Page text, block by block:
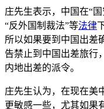
庄先生表示，中国在“国
“反外国制裁法”等法律
所以如果要到中国出差
告禁止到中国出差旅行
内地出差的派令。
庄先生认为，在现在美
更敏感一些，尤其如果